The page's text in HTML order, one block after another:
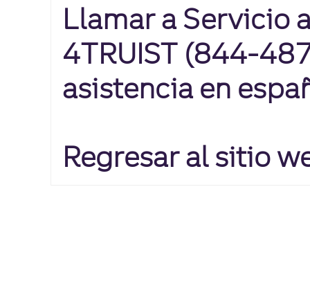
Llamar a Servicio
4TRUIST (844-
asistencia en
Regresar al sitio